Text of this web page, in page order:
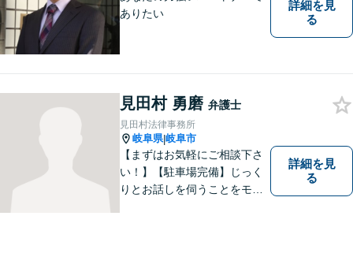
ありたい
詳細を見
る
見田村 勇磨 弁護士
見田村法律事務所
岐阜県|岐阜市
【まずはお気軽にご相談下さ
い！】【駐車場完備】じっく
りとお話しを伺うことをモッ
詳細を見
る